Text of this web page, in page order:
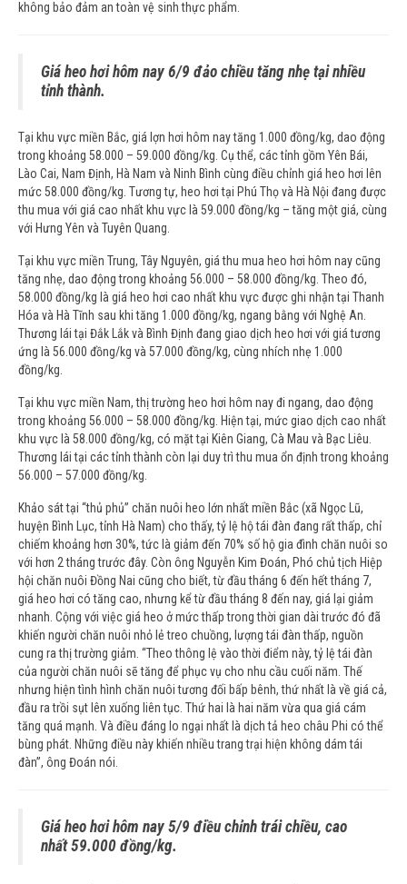
không bảo đảm an toàn vệ sinh thực phẩm.
Giá heo hơi hôm nay 6/9 đảo chiều tăng nhẹ tại nhiều
tỉnh thành.
Tại khu vực miền Bắc, giá lợn hơi hôm nay tăng 1.000 đồng/kg, dao động
trong khoảng 58.000 – 59.000 đồng/kg. Cụ thể, các tỉnh gồm Yên Bái,
Lào Cai, Nam Định, Hà Nam và Ninh Bình cùng điều chỉnh giá heo hơi lên
mức 58.000 đồng/kg. Tương tự, heo hơi tại Phú Thọ và Hà Nội đang được
thu mua với giá cao nhất khu vực là 59.000 đồng/kg – tăng một giá, cùng
với Hưng Yên và Tuyên Quang.
Tại khu vực miền Trung, Tây Nguyên, giá thu mua heo hơi hôm nay cũng
tăng nhẹ, dao động trong khoảng 56.000 – 58.000 đồng/kg. Theo đó,
58.000 đồng/kg là giá heo hơi cao nhất khu vực được ghi nhận tại Thanh
Hóa và Hà Tĩnh sau khi tăng 1.000 đồng/kg, ngang bằng với Nghệ An.
Thương lái tại Đắk Lắk và Bình Định đang giao dịch heo hơi với giá tương
ứng là 56.000 đồng/kg và 57.000 đồng/kg, cùng nhích nhẹ 1.000
đồng/kg.
Tại khu vực miền Nam, thị trường heo hơi hôm nay đi ngang, dao động
trong khoảng 56.000 – 58.000 đồng/kg. Hiện tại, mức giao dịch cao nhất
khu vực là 58.000 đồng/kg, có mặt tại Kiên Giang, Cà Mau và Bạc Liêu.
Thương lái tại các tỉnh thành còn lại duy trì thu mua ổn định trong khoảng
56.000 – 57.000 đồng/kg.
Khảo sát tại “thủ phủ” chăn nuôi heo lớn nhất miền Bắc (xã Ngọc Lũ,
huyện Bình Lục, tỉnh Hà Nam) cho thấy, tỷ lệ hộ tái đàn đang rất thấp, chỉ
chiếm khoảng hơn 30%, tức là giảm đến 70% số hộ gia đình chăn nuôi so
với hơn 2 tháng trước đây. Còn ông Nguyễn Kim Đoán, Phó chủ tịch Hiệp
hội chăn nuôi Đồng Nai cũng cho biết, từ đầu tháng 6 đến hết tháng 7,
giá heo hơi có tăng cao, nhưng kể từ đầu tháng 8 đến nay, giá lại giảm
nhanh. Cộng với việc giá heo ở mức thấp trong thời gian dài trước đó đã
khiến người chăn nuôi nhỏ lẻ treo chuồng, lượng tái đàn thấp, nguồn
cung ra thị trường giảm. “Theo thông lệ vào thời điểm này, tỷ lệ tái đàn
của người chăn nuôi sẽ tăng để phục vụ cho nhu cầu cuối năm. Thế
nhưng hiện tình hình chăn nuôi tương đối bấp bênh, thứ nhất là về giá cả,
đầu ra trồi sụt lên xuống liên tục. Thứ hai là hai năm vừa qua giá cám
tăng quá mạnh. Và điều đáng lo ngại nhất là dịch tả heo châu Phi có thể
bùng phát. Những điều này khiến nhiều trang trại hiện không dám tái
đàn”, ông Đoán nói.
Giá heo hơi hôm nay 5/9 điều chỉnh trái chiều, cao
nhất 59.000 đồng/kg.